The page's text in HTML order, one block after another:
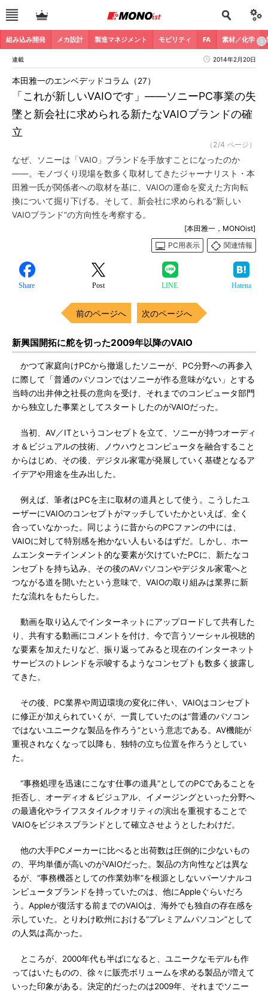
組み込み開発 メカ設計 製造マネジメント モビリティ FA 素材／化学
連載 2014年2月20日
「これが新しいVAIOです」――ソニーPC事業の失
墜と新会社に求められる新たなVAIOブランドの確
立
本田雅一のエンベデッドコラム（27）
（2/4 ページ）
なぜ、ソニーは「VAIO」ブランドを手放すことになったのか
――。モノづくり現場を数多く取材してきたジャーナリスト・本
田雅一氏が関係者への取材を基に、VAIOの運命を変えた方向転
換について掘り下げる。そして、新会社に求められる“新しい
VAIOブランド”の方向性を考察する。
[本田雅一，MONOist]
PC用表示
関連情報
Share Post LINE Hatena
前のページへ 次のページへ
新興国開拓に舵を切った2009年以降のVAIO
かつて家庭向けPCから撤退したソニーが、PC分野への再参入
に際して「普通のパソコンではソニーが作る意味がない」とする
当時の出井伸之社長の意向を受け、それまでのコンピュータ部門
から独立した事業としてスタートしたのがVAIOだった。
当初、AV／ITというコンセプトを立て、ソニーが持つオーディ
オ＆ビジュアルの技術、ノウハウとコンピュータを融合すること
からはじめ、その後、デジタル家電が発展していく基礎となるア
イデアや用途を生み出した。
例えば、筆者はPCを主に取材の道具として使う。こうしたユ
ーザーにVAIOのコンセプトがマッチしていたかといえば、全く
合っていなかった。同じように昔からのPCファンの中には、
VAIOに対して特別感を抱かない人もいるはずだ。しかし、ホー
ムエンターテインメント的な要素が欠けていたPCに、新たなコ
ンセプトを持ち込み、その後のAVパソコンやデジタル家電へと
つながる道を開いたという意味で、VAIOの取り組みは業界に新
たな流れをもたらした。
動画を取り込んでインターネットにアップロードして共有した
り、共有する動画にコメントを付け、今で言うソーシャル視聴的
な要素を加えたりなど、振り返ってみると現在のインターネット
サービスのトレンドを示唆するようなコンセプトも数多く披露し
てきた。
その後、PC業界や周辺環境の変化に伴い、VAIOはコンセプト
に修正が加えられていくが、一貫していたのは“普通のパソコン
ではないユニークな製品を作ろう”という意志である。AV機能が
重視されなくなって以降も、独特の立ち位置を作ろうとしてい
た。
“事務処理を迅速にこなす仕事の道具”としてのPCであることを
拒否し、オーディオ＆ビジュアル、イメージングといった分野へ
の最適化やライフスタイルクオリティの演出を重視することで
VAIOをビジネスブランドとして確立させようとしたわけだ。
他の大手PCメーカーに比べると出荷数は圧倒的に少ないもの
の、平均単価が高いのがVAIOだった。製品の方向性などは異な
るが、“事務機器としての作業効率”を根源としないパーソナルコ
ンピュータブランドを持っていたのは、他にAppleぐらいだろ
う。Appleが復活する前までのVAIOは、海外でも独自の存在感を
示していた。とりわけ欧州における“プレミアムパソコン”として
の人気は高かった。
ところが、2000年代も半ばになると、ユニークなモデルも作
ってはいたものの、徐々に販売ボリュームを求める製品が増えて
いった印象がある。決定的だったのは2009年、それまでソニー